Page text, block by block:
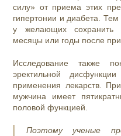
силу» от приема этих
гипертонии и диабета.
у желающих сохранить
месяцы или годы после
Исследование также
эректильной
применения лекарств.
мужчина имеет
половой функцией.
Поэтому ученые